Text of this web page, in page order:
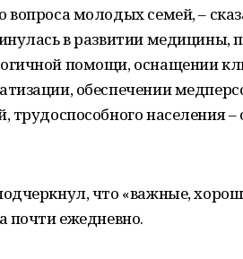
молодых семей, –
в развитии медицины,
помощи, оснащении
обеспечении
трудоспособного населения
что «важные,
почти ежедневно.